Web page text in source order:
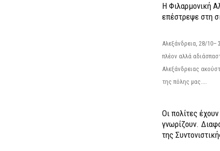
Η Φιλαρμονική
επέστρεψε στη
Αλεξάνδρεια, 28/
πλέον αλλά
Αλεξάνδρειας
της πόλης μας....
Οι πολίτες
γνωρίζουν.
της